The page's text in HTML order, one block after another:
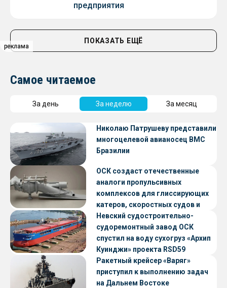
реклама
реклама
предприятия
ПОКАЗАТЬ ЕЩЁ
Самое читаемое
За день За неделю За месяц
Николаю Патрушеву представили
многоцелевой авианосец ВМС
Бразилии
ОСК создаст отечественные
аналоги пропульсивных
комплексов для глиссирующих
катеров, скоростных судов и
судов с малой осадкой
Невский судостроительно-
судоремонтный завод ОСК
спустил на воду сухогруз «Архип
Куинджи» проекта RSD59
Ракетный крейсер «Варяг»
приступил к выполнению задач
на Дальнем Востоке